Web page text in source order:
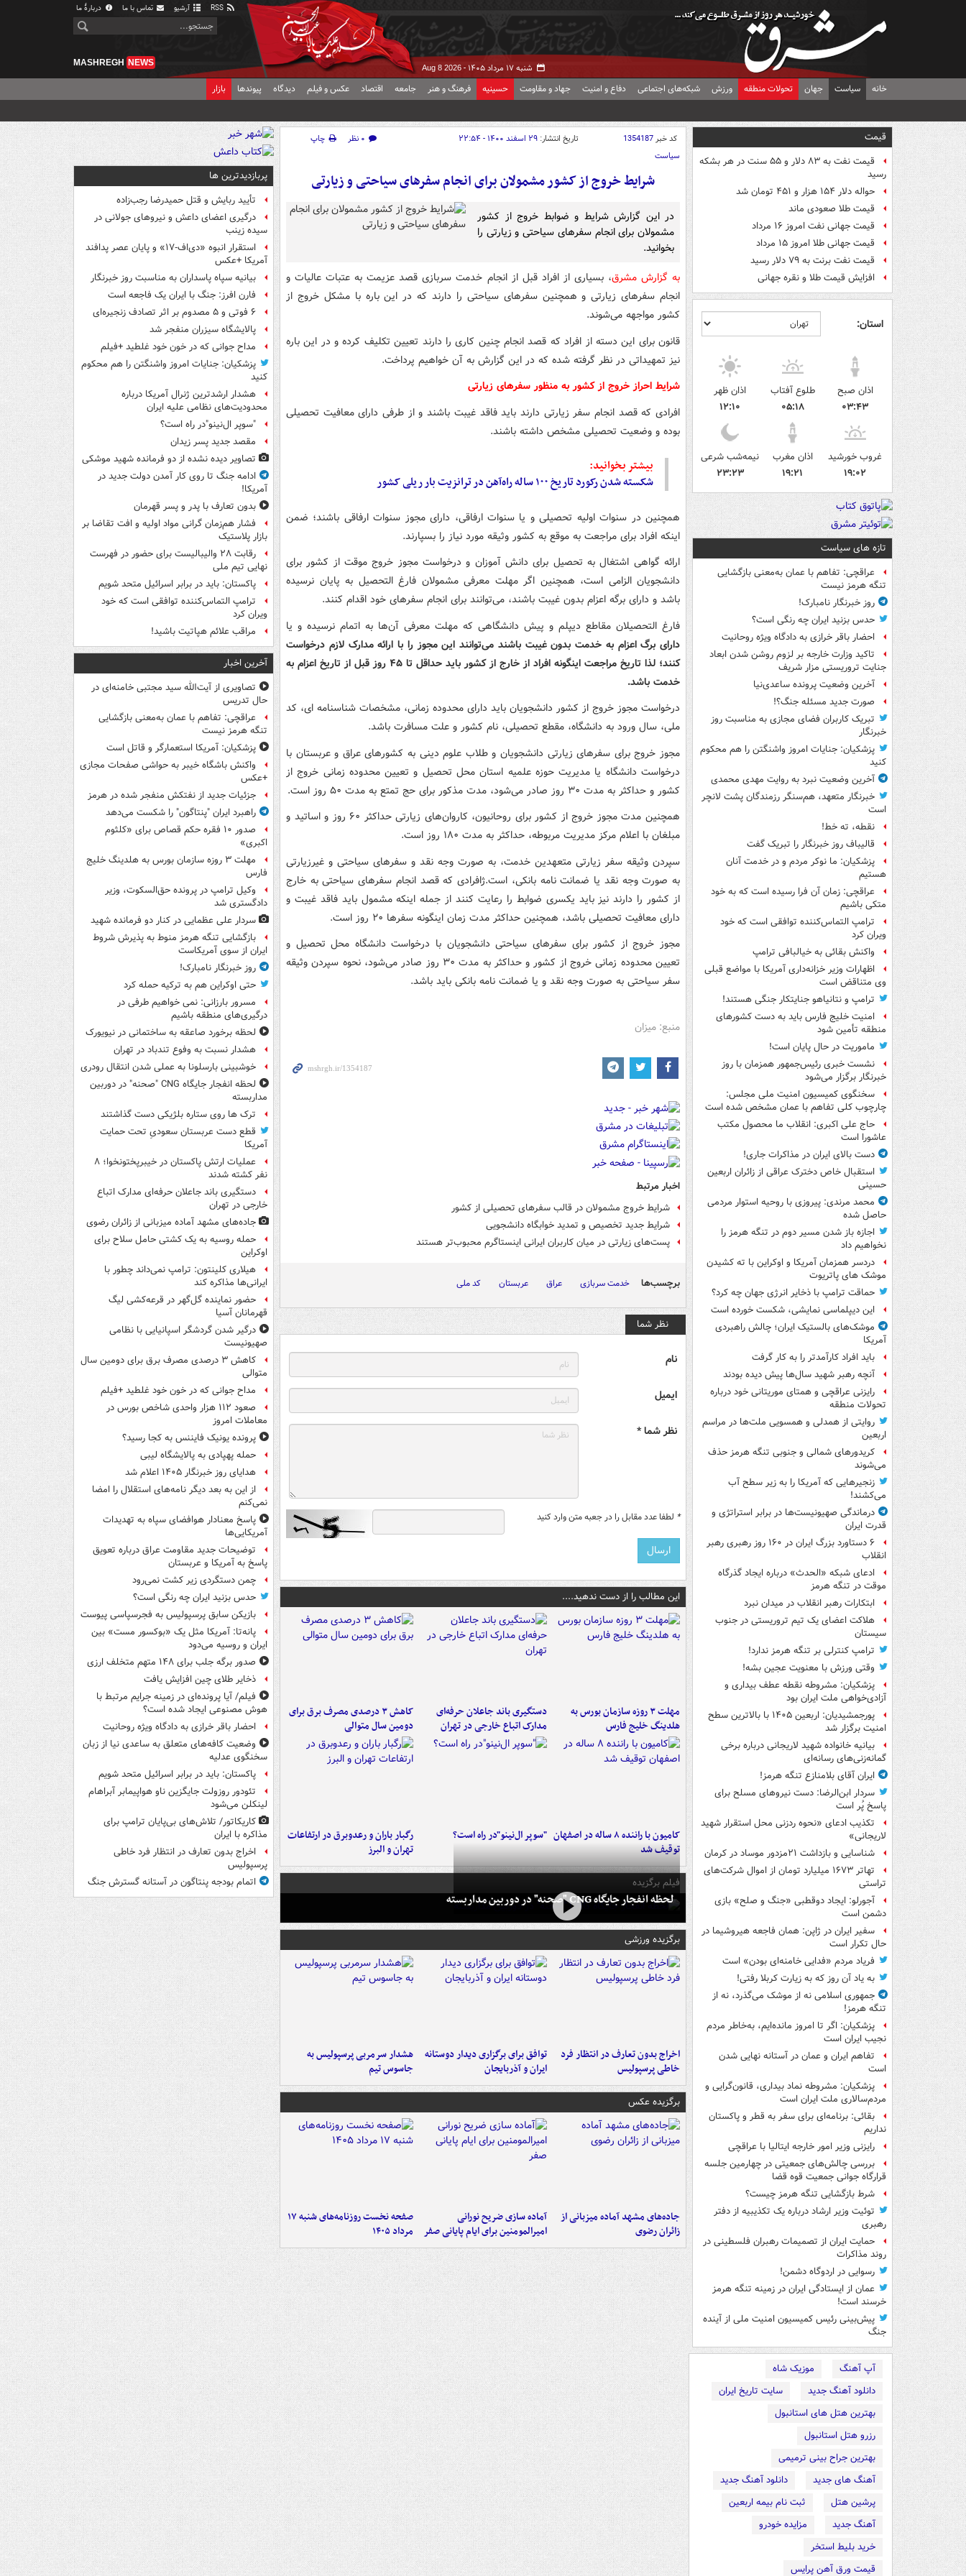
آرشیو تماس با ما دربارهٔ ما
شنبه ۱۷ مرداد ۱۴۰۵ - Aug 8 2026
MASHREGH NEWS
خانه سیاست جهان تحولات منطقه ورزش شبکه‌های اجتماعی دفاع و امنیت جهاد و مقاومت حسینیه فرهنگ و هنر جامعه اقتصاد عکس و فیلم دیدگاه پیوندها بازار
قیمت
قیمت نفت به ۸۳ دلار و ۵۵ سنت در هر بشکه
رسید
حواله دلار ۱۵۴ هزار و ۴۵۱ تومان شد
قیمت طلا صعودی ماند
قیمت جهانی نفت امروز ۱۶ مرداد
قیمت جهانی طلا امروز ۱۵ مرداد
قیمت نفت برنت به ۷۹ دلار رسید
افزایش قیمت طلا و نقره جهانی
استان:
اذان صبح
۰۳:۴۳
طلوع آفتاب
۰۵:۱۸
اذان ظهر
۱۲:۱۰
غروب خورشید
۱۹:۰۲
اذان مغرب
۱۹:۲۱
نیمه‌شب شرعی
۲۳:۲۳
تازه های سیاست
عراقچی: تفاهم با عمان به‌معنی بازگشایی
تنگه هرمز نیست
روز خبرنگار نامبارک!
حدس بزنید ایران چه رنگی است؟
احضار باقر خرازی به دادگاه ویژه روحانیت
تاکید وزارت خارجه بر لزوم روشن شدن ابعاد
جنایت تروریستی مزار شریف
آخرین وضعیت پرونده ساعدی‌نیا
صورت جدید مسئله جنگ؟!
تبریک کاربران فضای مجازی به مناسبت روز
خبرنگار
پزشکیان: جنایات امروز واشنگتن را هم محکوم
کنید
آخرین وضعیت نبرد به روایت مهدی محمدی
خبرنگار متعهد، هم‌سنگر رزمندگان پشت لانچر
است
نقطه، ته خط!
قالیباف روز خبرنگار را تبریک گفت
پزشکیان: ما نوکر مردم و در خدمت آنان
هستیم
عراقچی: زمان آن فرا رسیده است که به خود
متکی باشیم
ترامپ التماس‌کننده توافقی است که خود
ویران کرد
واکنش بقائی به خیالبافی ترامپ
اظهارات وزیر خزانه‌داری آمریکا با مواضع قبلی
وی متناقض است
ترامپ و نتانیاهو جنایتکار جنگی هستند!
امنیت خلیج فارس باید به دست کشورهای
منطقه تأمین شود
ماموریت در حال پایان است!
نشست خبری رئیس‌جمهور همزمان با روز
خبرنگار برگزار می‌شود
سخنگوی کمیسیون امنیت ملی مجلس:
چارچوب کلی تفاهم با عمان مشخص شده است
حاج علی اکبری: انقلاب ما محصول مکتب
عاشورا است
دست بالای ایران در مذاکرات جاری!
استقبال خاص دخترک عراقی از زائران اربعین
حسینی
محمد مرندی: پیروزی با روحیه استوار مردمی
حاصل شده
اجازه باز شدن مسیر دوم در تنگه هرمز را
نخواهیم داد
دردسر همزمان آمریکا و اوکراین با ته کشیدن
موشک های پاتریوت
حماقت ترامپ با ذخایر انرژی جهان چه کرد؟
این دیپلماسی نمایشی، شکست خورده است
موشک‌های بالستیک ایران؛ چالش راهبردی
آمریکا
باید افراد کارآمدتر را به کار گرفت
آنچه رهبر شهید سال‌ها پیش دیده بودند
رایزنی عراقچی و همتای موریتانی خود درباره
تحولات منطقه
روایتی از همدلی و همسویی ملت‌ها در مراسم
اربعین
کریدورهای شمالی و جنوبی تنگه هرمز حذف
می‌شوند
زنجیرهایی که آمریکا را به زیر سطح آب
می‌کشند!
درماندگی صهیونیست‌ها در برابر استراتژی و
قدرت ایران
۶ دستاورد بزرگ ایران در ۱۶۰ روز رهبری رهبر
انقلاب
ادعای شبکه «الحدث» درباره ایجاد گذرگاه
موقت در تنگه هرمز
ابتکارات رهبر انقلاب در میدان نبرد
هلاکت اعضای یک تیم تروریستی در جنوب
سیستان
ترامپ کنترلی بر تنگه هرمز ندارد!
وقتی ورزش با معنویت عجین بشه!
پزشکیان: مشروطه نقطه عطف بیداری و
آزادی‌خواهی ملت ایران بود
پورجمشیدیان: اربعین ۱۴۰۵ با بالاترین سطح
امنیت برگزار شد
بیانیه خانواده شهید لاریجانی درباره برخی
گمانه‌زنی‌های رسانه‌ای
ایران آقای بلامنازع تنگه هرمز!
سردار ابن‌الرضا: دست نیروهای مسلح برای
پاسخ پُر است
تکذیب ادعای «نحوه ردزنی محل استقرار شهید
لاریجانی»
شناسایی و بازداشت ۲۱مزدور موساد در کرمان
تهاتر ۱۶۷۳ میلیارد تومان از اموال شرکت‌های
تراستی
آجورلو: ایجاد دوقطبی «جنگ و صلح‌» بازی
دشمن است
سفیر ایران در ژاپن: همان فاجعه هیروشیما در
حال تکرار است
فریاد مردم «فدایی خامنه‌ای بودن» است
به یاد آن روز که به زیارت کربلا رفتی!
جمهوری اسلامی نه از موشک می‌گذرد، نه از
تنگه هرمز!
پزشکیان: اگر تا امروز مانده‌ایم، به‌خاطر مردم
نجیب ایران است
تفاهم ایران و عمان در آستانه نهایی شدن
است
پزشکیان: مشروطه نماد بیداری، قانون‌گرایی و
مردم‌سالاری ملت ایران است
بقائی: برنامه‌ای برای سفر به قطر و پاکستان
نداریم
رایزنی وزیر امور خارجه ایتالیا با عراقچی
بررسی چالش‌های جمعیتی در چهارمین جلسه
قرارگاه جوانی جمعیت قوه قضا
شرط بازگشایی تنگه هرمز چیست؟
توئیت وزیر ارشاد درباره یک تکذیبیه از دفتر
رهبری
حمایت ایران از تصمیمات رهبران فلسطینی در
روند مذاکرات
رسوایی در اردوگاه دشمن!
عمان از ایستادگی ایران در زمینه تنگه هرمز
خرسند است!
پیش‌بینی رئیس کمیسیون امنیت ملی از آینده
جنگ
آپ آهنگ
موزیک شاه
دانلود آهنگ جدید
سایت تاریخ ایران
بهترین هتل های استانبول
رزرو هتل استانبول
بهترین جراح بینی ترمیمی
آهنگ های جدید
دانلود آهنگ جدید
پرشین هتل
ثبت نام بیمه اربعین
آهنگ جدید
مزایده خودرو
خرید بلیط استخر
قیمت ورق آهن پرایس
کد خبر1354187 تاریخ انتشار: ۲۹ اسفند ۱۴۰۰ - ۲۲:۵۴ ۰ نظر
چاپ
سیاست
شرایط خروج از کشور مشمولان برای انجام سفرهای سیاحتی و زیارتی
در این گزارش شرایط و ضوابط خروج از کشور
مشمولان برای انجام سفرهای سیاحتی و زیارتی را
بخوانید.
به گزارش مشرق،‌ بسیاری از افراد قبل از انجام خدمت سربازی قصد عزیمت به عتبات عالیات و
انجام سفرهای زیارتی و همچنین سفرهای سیاحتی را دارند که در این باره با مشکل خروج از
کشور مواجهه می‌شوند.
قانون برای این دسته از افراد که قصد انجام چنین کاری را دارند تعیین تکلیف کرده و در این باره
نیز تمهیداتی در نظر گرفته شده که در این گزارش به آن خواهیم پرداخت.
شرایط احراز خروج از کشور به منظور سفرهای زیارتی
افرادی که قصد انجام سفر زیارتی دارند باید فاقد غیبت باشند و از طرفی دارای معافیت تحصیلی
بوده و وضعیت تحصیلی مشخص داشته باشند.
بیشتر بخوانید:
شکسته شدن رکورد تاریخ ۱۰۰ ساله راه‌آهن در ترانزیت بار ریلی کشور
همچنین در سنوات اولیه تحصیلی و یا سنوات ارفاقی، دارای مجوز سنوات ارفاقی باشند؛ ضمن
اینکه افراد برای مراجعت به موقع به کشور وثیقه مورد نیاز را بسپارند.
ارائه گواهی اشتغال به تحصیل برای دانش آموزان و درخواست مجوز خروج موقت از کشور برای
دانشجویان الزامی است، همچنین اگر مهلت معرفی مشمولان فارغ التحصیل به پایان نرسیده
باشد و دارای برگه اعزام بدون غیبت باشند، می‌توانند برای انجام سفرهای خود اقدام کنند.
فارغ التحصیلان مقاطع دیپلم و پیش دانشگاهی که مهلت معرفی آن‌ها به اتمام نرسیده و یا
دارای برگ اعزام به خدمت بدون غیبت باشند می‌توانند این مجوز را با ارائه مدارک لازم درخواست
کنند؛ لذا تاریخ مراجعت اینگونه افراد از خارج از کشور باید حداقل تا ۴۵ روز قبل از تاریخ اعزام به
خدمت باشد.
درخواست مجوز خروج از کشور دانشجویان باید دارای محدوده زمانی، مشخصات شناسنامه ای، کد
ملی، سال ورود به دانشگاه، مقطع تحصیلی، نام کشور و علت مسافرت باشد.
مجوز خروج برای سفرهای زیارتی دانشجویان و طلاب علوم دینی به کشورهای عراق و عربستان با
درخواست دانشگاه یا مدیریت حوزه علمیه استان محل تحصیل و تعیین محدوده زمانی خروج از
کشور و حداکثر به مدت ۳۰ روز صادر می‌شود، مدت مذکور برای حج تمتع به مدت ۵۰ روز است.
همچنین مدت مجوز خروج از کشور برای روحانیون، کاروان‌های زیارتی حداکثر ۶۰ روز و اساتید و
مبلغان با اعلام مرکز مدیریت مربوطه، حداکثر به مدت ۱۸۰ روز است.
سپردن وثیقه سفر زیارتی متعهدین خدمت، به صورت وجه نقد و سفرهای سیاحتی و غیرزیارتی
به صورت وجه نقد یا ضمانت نامه بانکی، است.ژافرادی که قصد انجام سفرهای سیاحتی به خارج
از کشور را دارند نیز باید یکسری ضوابط را رعایت کنند از جمله اینکه مشمول باید فاقد غیبت و
دارای معافیت تحصیلی باشد، همچنین حداکثر مدت زمان اینگونه سفرها ۲۰ روز است.
مجوز خروج از کشور برای سفرهای سیاحتی دانشجویان با درخواست دانشگاه محل تحصیل و
تعیین محدوده زمانی خروج از کشور و حداکثر به مدت ۳۰ روز صادر می‌شود، نحوه سپردن وثیقه
سفر سیاحتی به صورت وجه نقد و یا ضمانت نامه بانکی باید باشد.
منبع: میزان
اخبار مرتبط
شرایط خروج مشمولان در قالب سفرهای تحصیلی از کشور
شرایط جدید تخصیص و تمدید خوابگاه دانشجویی
پست‌های زیارتی در میان کاربران ایرانی اینستاگرم محبوب‌تر هستند
برچسب‌ها خدمت سربازی عراق عربستان کد ملی
نظر شما
نام
ایمیل
نظر شما *
* لطفا عدد مقابل را در جعبه متن وارد کنید
این مطالب را از دست ندهید....
مهلت ۳ روزه سازمان بورس به
هلدینگ خلیج فارس
دستگیری باند جاعلان حرفه‌ای
مدارک اتباع خارجی در تهران
کاهش ۳ درصدی مصرف برق برای
دومین سال متوالی
کامیون با راننده ۸ ساله در اصفهان
توقیف شد
"سوپر ال‌نینو"در راه است؟
رگبار باران و رعدوبرق در ارتفاعات
تهران و البرز
فیلم برگزیده
لحظه انفجار جایگاه CNG "صحنه" در دوربین مداربسته
برگزیده ورزشی
اخراج بدون تعارف در انتظار فرد
خاطی پرسپولیس
توافق برای برگزاری دیدار دوستانه
ایران و آذربایجان
هشدار سرمربی پرسپولیس به
جاسوس تیم
برگزیده عکس
جاده‌های مشهد آماده میزبانی از
زائران رضوی
آماده سازی ضریح نورانی
امیرالمومنین برای ایام پایانی صفر
صفحه نخست روزنامه‌های شنبه ۱۷
مرداد ۱۴۰۵
پربازدیدترین ها
تأیید ربایش و قتل حمیدرضا رجب‌زاده
درگیری اعضای داعش و نیروهای جولانی در
سیده زینب
استقرار انبوه «دی‌اف‑۱۷» و پایان عصر پدافند
آمریکا +عکس
بیانیه سپاه پاسداران به مناسبت روز خبرنگار
فارن افرز: جنگ با ایران یک فاجعه است
۶ فوتی و ۵ مصدوم بر اثر تصادف زنجیره‌ای
پالایشگاه سیزران منفجر شد
مداح جوانی که در خون خود غلطید +فیلم
پزشکیان: جنایات امروز واشنگتن را هم محکوم
کنید
هشدار ارشدترین ژنرال آمریکا درباره
محدودیت‌های نظامی علیه ایران
"سوپر ال‌نینو"در راه است؟
مقصد جدید پسر زیدان
تصاویر دیده‌ نشده از دو فرمانده شهید موشکی
ادامه جنگ تا روی کار آمدن دولت جدید در
آمریکا!
بدون تعارف با پدر و پسر قهرمان
فشار هم‌زمان گرانی مواد اولیه و افت تقاضا بر
بازار پلاستیک
رقابت ۲۸ والیبالیست برای حضور در فهرست
نهایی تیم ملی
پاکستان: باید در برابر اسرائیل متحد شویم
ترامپ التماس‌کننده توافقی است که خود
ویران کرد
مراقب علائم هپاتیت باشید!
آخرین اخبار
تصاویری از آیت‌الله سید مجتبی خامنه‌ای در
حال تدریس
عراقچی: تفاهم با عمان به‌معنی بازگشایی
تنگه هرمز نیست
پزشکیان: آمریکا استعمارگر و قاتل است
واکنش باشگاه خیبر به حواشی صفحات مجازی
+عکس
جزئیات جدید از نفتکش منفجر شده در هرمز
راهبرد ایران "پنتاگون" را شکست می‌دهد
صدور ۱۰ فقره حکم قصاص برای «کلثوم
اکبری»
مهلت ۳ روزه سازمان بورس به هلدینگ خلیج
فارس
وکیل ترامپ در پرونده حق‌السکوت، وزیر
دادگستری شد
سردار علی عظمایی در کنار دو فرمانده شهید
بازگشایی تنگه هرمز منوط به پذیرش شروط
ایران از سوی آمریکاست
روز خبرنگار نامبارک!
حتی اوکراین هم به ترکیه حمله کرد
مسرور بارزانی: نمی خواهیم طرفی در
درگیری‌های منطقه باشیم
لحظه برخورد صاعقه به ساختمانی در نیویورک
هشدار نسبت به وفوع تندباد در تهران
خوشبینی بارسلونا به عملی شدن انتقال رودری
لحظه انفجار جایگاه CNG "صحنه" در دوربین
مداربسته
ترک ها روی ستاره بلژیکی دست گذاشتند
قطع دست عربستان سعودیِ تحت حمایت
آمریکا
عملیات ارتش پاکستان در خیبرپختونخوا؛ ۸
نفر کشته شدند
دستگیری باند جاعلان حرفه‌ای مدارک اتباع
خارجی در تهران
جاده‌های مشهد آماده میزبانی از زائران رضوی
حمله روسیه به یک کشتی حامل سلاح برای
اوکراین
هیلاری کلینتون: ترامپ نمی‌داند چطور با
ایرانی‌ها مذاکره کند
حضور نماینده گل‌گهر در قرعه‌کشی لیگ
قهرمانان آسیا
درگیر شدن گردشگر اسپانیایی با نظامی
صهیونیست
کاهش ۳ درصدی مصرف برق برای دومین سال
متوالی
مداح جوانی که در خون خود غلطید +فیلم
صعود ۱۱۲ هزار واحدی شاخص بورس در
معاملات امروز
پرونده یونیک فایننس به کجا رسید؟
حمله پهپادی به پالایشگاه لیبی
هدایای روز خبرنگار ۱۴۰۵ اعلام شد
از این به بعد دیگر نامه‌های استقلال را امضا
نمی‌کنم
پاسخ معنادار هوافضای سپاه به تهدیدات
آمریکایی‌ها
توضیحات جدید مقاومت عراق درباره تعویق
پاسخ به آمریکا و عربستان
چمن دستگردی زیر کشت نمی‌رود
حدس بزنید ایران چه رنگی است؟
بازیکن سابق پرسپولیس به فجرسپاسی پیوست
پانه‌تا: آمریکا مثل یک «بوکسور مست» بین
ایران و روسیه می‌دود
صدور برگه جلب برای ۱۴۸ متهم متخلف ارزی
ذخایر طلای چین افزایش یافت
فیلم/ آیا پرونده‌ای در زمینه جرایم مرتبط با
هوش مصنوعی ایجاد شده است؟
احضار باقر خرازی به دادگاه ویژه روحانیت
وضعیت کافه‌های متعلق به ساعدی نیا از زبان
سخنگوی عدلیه
پاکستان: باید در برابر اسرائیل متحد شویم
تئودور روزولت جایگزین ناو هواپیمابر آبراهام
لینکلن می‌شود
کاریکاتور/ تلاش‌های بی‌پایان ترامپ برای
مذاکره با ایران
اخراج بدون تعارف در انتظار فرد خاطی
پرسپولیس
اتمام بودجه پنتاگون در آستانه گسترش جنگ